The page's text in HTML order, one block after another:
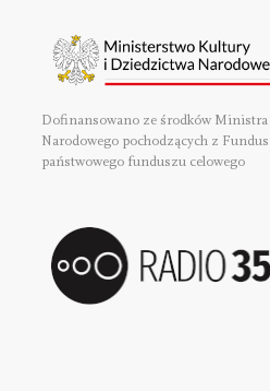
Dofinansowano ze środków
Narodowego pochodzących z
państwowego funduszu celowego